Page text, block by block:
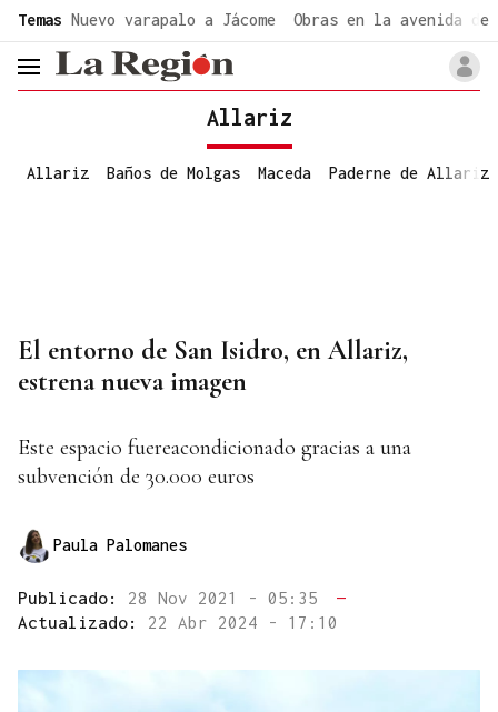
Temas Nuevo varapalo a Jácome Obras en la avenida de
header.menu.open
Allariz
Allariz Baños de Molgas Maceda Paderne de Allariz
El entorno de San Isidro, en Allariz,
estrena nueva imagen
Este espacio fuereacondicionado gracias a una
subvención de 30.000 euros
Paula Palomanes
Publicado: 28 Nov 2021 - 05:35
—
Actualizado: 22 Abr 2024 - 17:10